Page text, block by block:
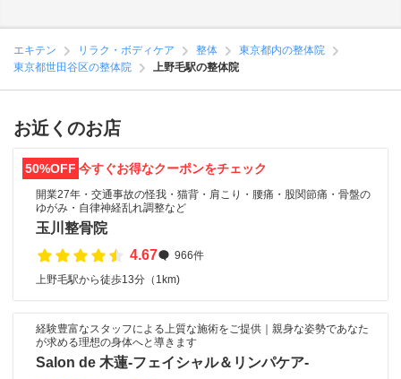
エキテン リラク・ボディケア 整体
東京都内の整体院
東京都世田谷区の整体院
上野毛駅の整体院
お近くのお店
50%OFF 今すぐお得なクーポンをチェック
開業27年・交通事故の怪我・猫背・肩こり・腰痛・股関節痛・骨盤の
ゆがみ・自律神経乱れ調整など
玉川整骨院
4.67
966件
上野毛駅から徒歩13分（1km)
経験豊富なスタッフによる上質な施術をご提供｜親身な姿勢であなた
が求める理想の身体へと導きます
Salon de 木蓮-フェイシャル＆リンパケア-